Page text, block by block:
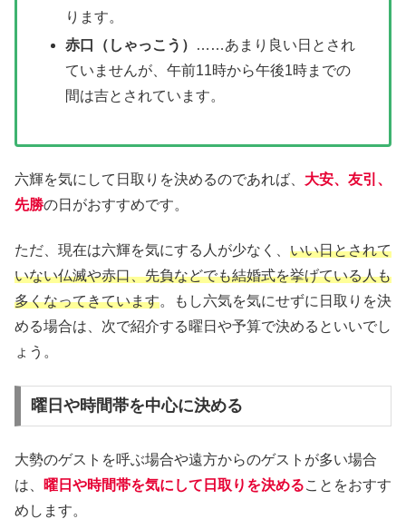
ります。
赤口（しゃっこう）
……あまり良い日とされ
ていませんが、午前11時から午後1時までの
間は吉とされています。
六輝を気にして日取りを決めるのであれば、 大安、友引、
先勝の日がおすすめです。
ただ、現在は六輝を気にする人が少なく、 いい日とされて
いない仏滅や赤口、先負などでも結婚式を挙げている人も
多くなってきています。もし六気を気にせずに日取りを決
める場合は、次で紹介する曜日や予算で決めるといいでし
ょう。
曜日や時間帯を中心に決める
大勢のゲストを呼ぶ場合や遠方からのゲストが多い場合
は、
曜日や時間帯を気にして日取りを決めることをおすす
めします。